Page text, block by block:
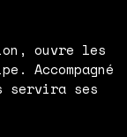
ouvre les
Accompagné
servira ses